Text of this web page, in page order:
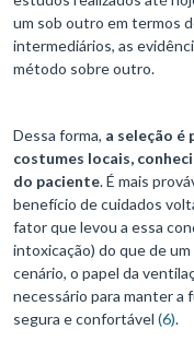
um sob outro em termos
intermediários, as
método sobre outro.
Dessa forma, a seleção
costumes locais,
do paciente. É mais
benefício de cuidados
fator que levou a essa
intoxicação) do que de
cenário, o papel da
necessário para manter a
segura e confortável (6).